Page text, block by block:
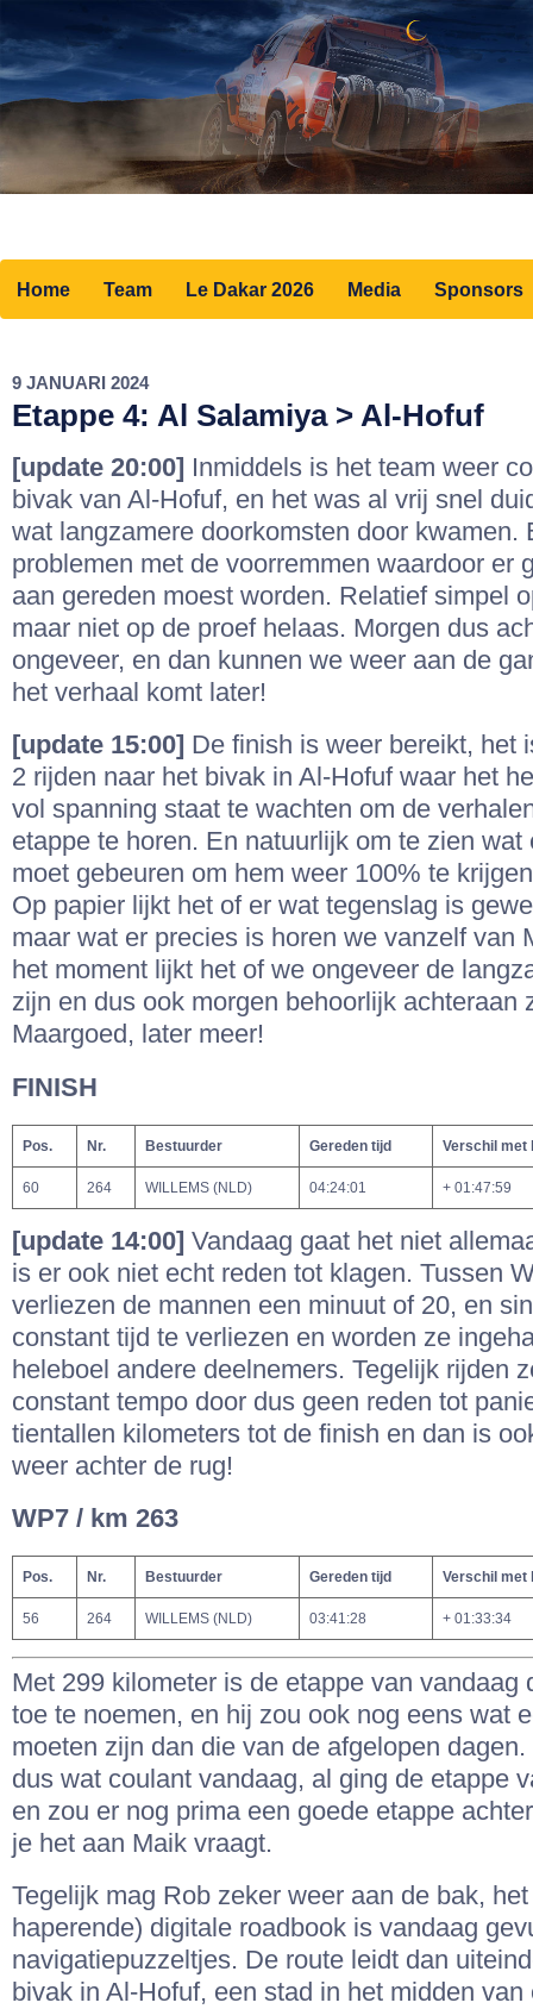
Home Team Le Dakar 2026 Media Sponsors
9 JANUARI 2024
Etappe 4: Al Salamiya > Al-Hofuf
[update 20:00] Inmiddels is het team weer
bivak van Al-Hofuf, en het was al vrij snel
wat langzamere doorkomsten door kwamen.
problemen met de voorremmen waardoor er
aan gereden moest worden. Relatief simpel
maar niet op de proef helaas. Morgen dus
ongeveer, en dan kunnen we weer aan de
het verhaal komt later!
[update 15:00] De finish is weer bereikt, het
2 rijden naar het bivak in Al-Hofuf waar het
vol spanning staat te wachten om de
etappe te horen. En natuurlijk om te zien wat
moet gebeuren om hem weer 100% te
Op papier lijkt het of er wat tegenslag is
maar wat er precies is horen we vanzelf van
het moment lijkt het of we ongeveer de
zijn en dus ook morgen behoorlijk achteraan
Maargoed, later meer!
FINISH
Pos. Nr. Bestuurder Gereden tijd Verschil met
60 264 WILLEMS (NLD) 04:24:01 + 01:47:59
[update 14:00] Vandaag gaat het niet
is er ook niet echt reden tot klagen. Tussen
verliezen de mannen een minuut of 20, en
constant tijd te verliezen en worden ze
heleboel andere deelnemers. Tegelijk rijden
constant tempo door dus geen reden tot
tientallen kilometers tot de finish en dan is
weer achter de rug!
WP7 / km 263
Pos. Nr. Bestuurder Gereden tijd Verschil met
56 264 WILLEMS (NLD) 03:41:28 + 01:33:34
Met 299 kilometer is de etappe van vandaag
toe te noemen, en hij zou ook nog eens wat
moeten zijn dan die van de afgelopen
dus wat coulant vandaag, al ging de etappe
en zou er nog prima een goede etappe
je het aan Maik vraagt.
Tegelijk mag Rob zeker weer aan de bak,
haperende) digitale roadbook is vandaag
navigatiepuzzeltjes. De route leidt dan
bivak in Al-Hofuf, een stad in het midden